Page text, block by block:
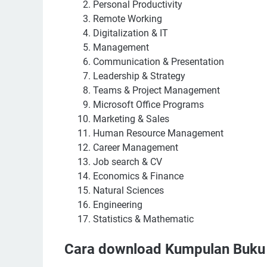
Personal Productivity
Remote Working
Digitalization & IT
Management
Communication & Presentation
Leadership & Strategy
Teams & Project Management
Microsoft Office Programs
Marketing & Sales
Human Resource Management
Career Management
Job search & CV
Economics & Finance
Natural Sciences
Engineering
Statistics & Mathematic
Cara download Kumpulan